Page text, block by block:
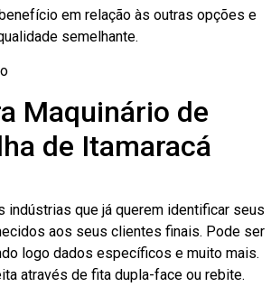
em relação às outras opções e
semelhante.
Maquinário de
de Itamaracá
indústrias que já querem identificar seus
aos seus clientes finais. Pode ser
logo dados específicos e muito mais.
através de fita dupla-face ou rebite.